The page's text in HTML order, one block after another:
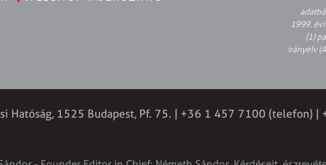
1999.
(1)
irányelv
Hatóság, 1525 Budapest, Pf. 75. | +36 1 457 7100 (telefon) |